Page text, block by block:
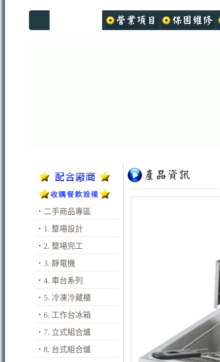
． 二手商品專區
． 1. 整場設計
． 2. 整場完工
． 3. 靜電機
． 4. 車台系列
． 5. 冷凍冷藏櫃
． 6. 工作台冰箱
． 7. 立式組合爐
． 8. 台式組合爐